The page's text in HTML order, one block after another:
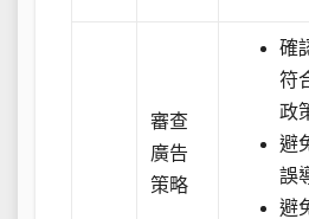
審查
廣告
策略
確
符
政
避
誤
避